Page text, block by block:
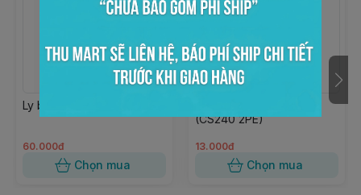
Ly bầu 700ml UKP
60.000đ
Chọn mua
(CS240 2PE)
13.000đ
Chọn mua